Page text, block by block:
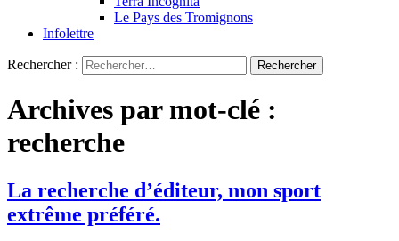
Le Pays des Tromignons
Infolettre
Rechercher :
Archives par mot-clé :
recherche
La recherche d’éditeur, mon sport
extrême préféré.